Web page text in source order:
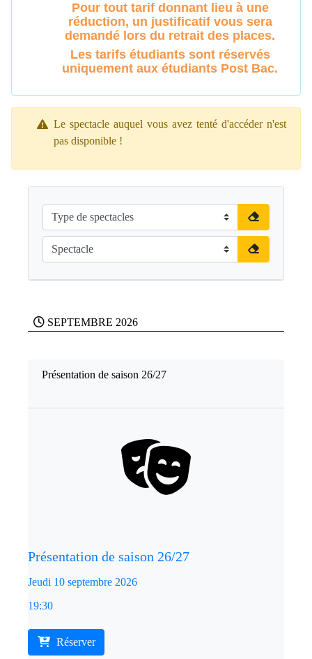
Pour tout tarif donnant lieu à une
réduction, un justificatif vous sera
demandé lors du retrait des places.
Les tarifs étudiants sont réservés
uniquement aux étudiants Post Bac.
Le spectacle auquel vous avez tenté d'accéder n'est
pas disponible !
SEPTEMBRE 2026
Présentation de saison 26/27
Présentation de saison 26/27
Jeudi 10 septembre 2026
19:30
Réserver